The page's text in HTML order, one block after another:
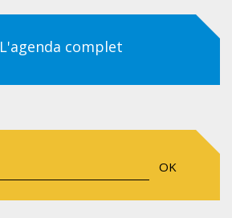
L'agenda complet
OK